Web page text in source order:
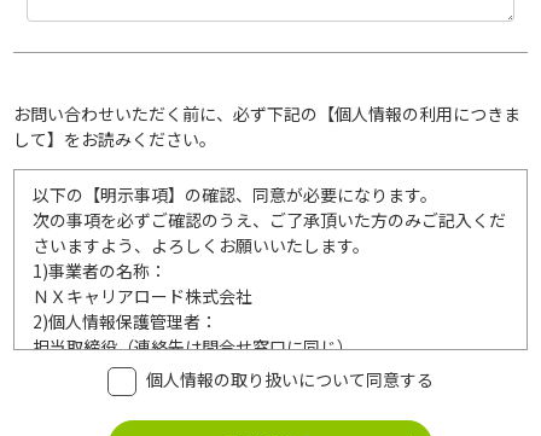
お問い合わせいただく前に、必ず下記の【個人情報の利用につきま
して】をお読みください。
以下の【明示事項】の確認、同意が必要になります。
次の事項を必ずご確認のうえ、ご了承頂いた方のみご記入くだ
さいますよう、よろしくお願いいたします。
1)事業者の名称：
ＮＸキャリアロード株式会社
2)個人情報保護管理者：
担当取締役（連絡先は問合せ窓口に同じ）
利用目的：
ご記入頂いた個人情報は、次の利用目的達成の範囲内において
利用いたします。
個人情報の取り扱いについて同意する